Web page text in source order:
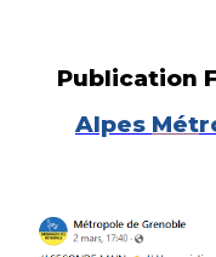
Publication
Alpes Mét